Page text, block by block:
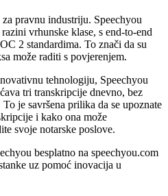
pravnu industriju. Speechyou
vrhunske klase, s end-to-end
2 standardima. To znači da su
može raditi s povjerenjem.
tehnologiju, Speechyou
tri transkripcije dnevno, bez
je savršena prilika da se upoznate
i kako ona može
svoje notarske poslove.
besplatno na speechyou.com
uz pomoć inovacija u